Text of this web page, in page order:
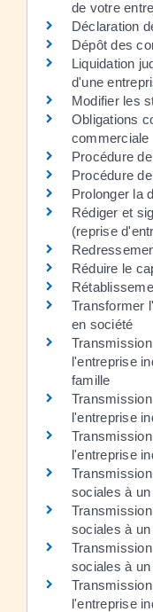
de votre
Déclaration
Dépôt des
Liquidation
d'une
Modifier les
Obligations
commerciale
Procédure
Procédure
Prolonger la
Rédiger et
(reprise
Réduire le
Transformer
en société
l'entreprise
famille
l'entreprise
l'entreprise
sociales à
sociales à
sociales à un
l'entreprise